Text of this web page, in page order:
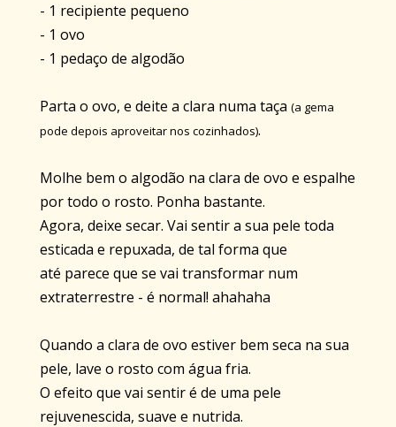
- 1 recipiente pequeno
- 1 ovo
- 1 pedaço de algodão
Parta o ovo, e deite a clara numa taça (a gema
pode depois aproveitar nos cozinhados).
Molhe bem o algodão na clara de ovo e espalhe
por todo o rosto. Ponha bastante.
Agora, deixe secar. Vai sentir a sua pele toda
esticada e repuxada, de tal forma que
até parece que se vai transformar num
extraterrestre - é normal! ahahaha
Quando a clara de ovo estiver bem seca na sua
pele, lave o rosto com água fria.
O efeito que vai sentir é de uma pele
rejuvenescida, suave e nutrida.